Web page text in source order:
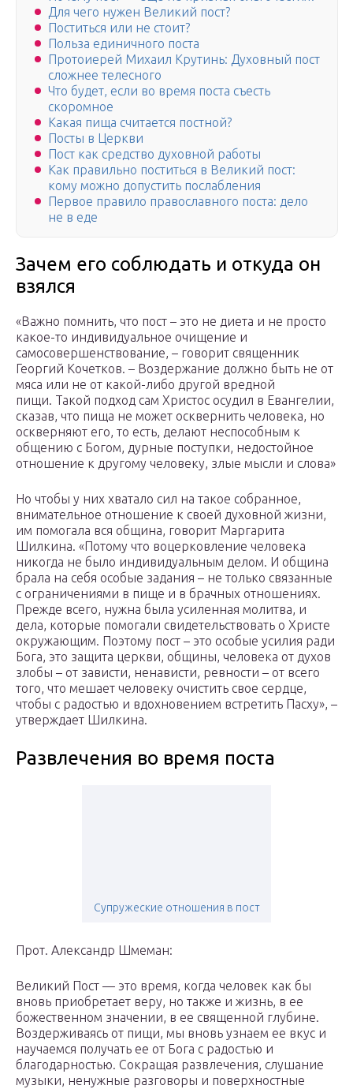
Для чего нужен Великий пост?
Поститься или не стоит?
Польза единичного поста
Протоиерей Михаил Крутинь: Духовный пост
сложнее телесного
Что будет, если во время поста съесть
скоромное
Какая пища считается постной?
Посты в Церкви
Пост как средство духовной работы
Как правильно поститься в Великий пост:
кому можно допустить послабления
Первое правило православного поста: дело
не в еде
Зачем его соблюдать и откуда он
взялся
«Важно помнить, что пост – это не диета и не просто
какое-то индивидуальное очищение и
самосовершенствование, – говорит священник
Георгий Кочетков. – Воздержание должно быть не от
мяса или не от какой-либо другой вредной
пищи. Такой подход сам Христос осудил в Евангелии,
сказав, что пища не может осквернить человека, но
оскверняют его, то есть, делают неспособным к
общению с Богом, дурные поступки, недостойное
отношение к другому человеку, злые мысли и слова»
Но чтобы у них хватало сил на такое собранное,
внимательное отношение к своей духовной жизни,
им помогала вся община, говорит Маргарита
Шилкина. «Потому что воцерковление человека
никогда не было индивидуальным делом. И община
брала на себя особые задания – не только связанные
с ограничениями в пище и в брачных отношениях.
Прежде всего, нужна была усиленная молитва, и
дела, которые помогали свидетельствовать о Христе
окружающим. Поэтому пост – это особые усилия ради
Бога, это защита церкви, общины, человека от духов
злобы – от зависти, ненависти, ревности – от всего
того, что мешает человеку очистить свое сердце,
чтобы с радостью и вдохновением встретить Пасху», –
утверждает Шилкина.
Развлечения во время поста
Супружеские отношения в пост
Прот. Александр Шмеман:
Великий Пост — это время, когда человек как бы
вновь приобретает веру, но также и жизнь, в ее
божественном значении, в ее священной глубине.
Воздерживаясь от пищи, мы вновь узнаем ее вкус и
научаемся получать ее от Бога с радостью и
благодарностью. Сокращая развлечения, слушание
музыки, ненужные разговоры и поверхностные